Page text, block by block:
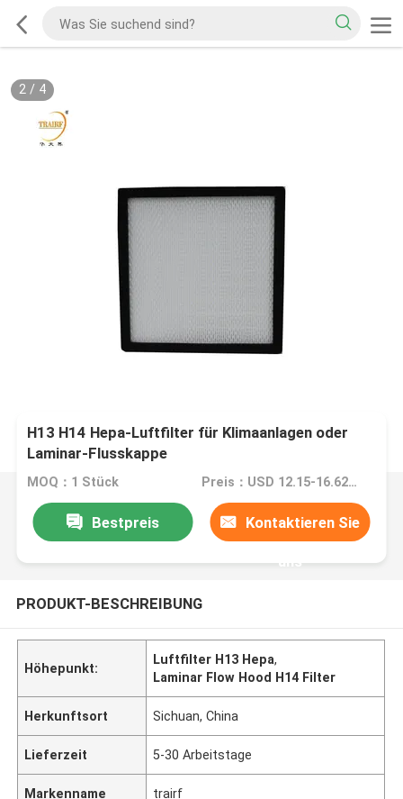
2/ 4
H13 H14 Hepa-Luftfilter für Klimaanlagen oder
Laminar-Flusskappe
MOQ：1 Stück Preis：USD 12.15-16.62 piece
Bestpreis Kontaktieren Sie
uns
PRODUKT-BESCHREIBUNG
Höhepunkt:
Luftfilter H13 Hepa,
Laminar Flow Hood H14 Filter
Herkunftsort Sichuan, China
Lieferzeit 5-30 Arbeitstage
Markenname trairf